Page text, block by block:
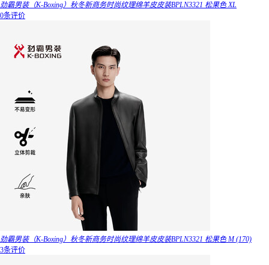
劲霸男装（K-Boxing）秋冬新商务时尚纹理绵羊皮皮装BPLN3321 松果色 XL
0条评价
劲霸男装（K-Boxing）秋冬新商务时尚纹理绵羊皮皮装BPLN3321 松果色 M (170)
3条评价